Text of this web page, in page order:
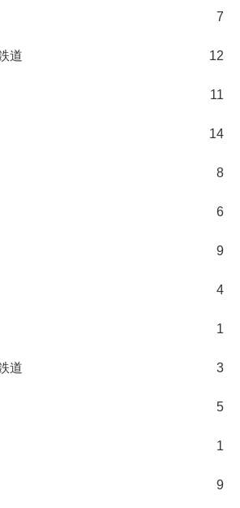
7
道 12
11
14
8
6
9
4
1
道 3
5
1
9